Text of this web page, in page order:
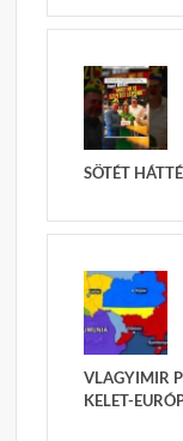
SÖTÉT
VLAGYIMIR
KELET-